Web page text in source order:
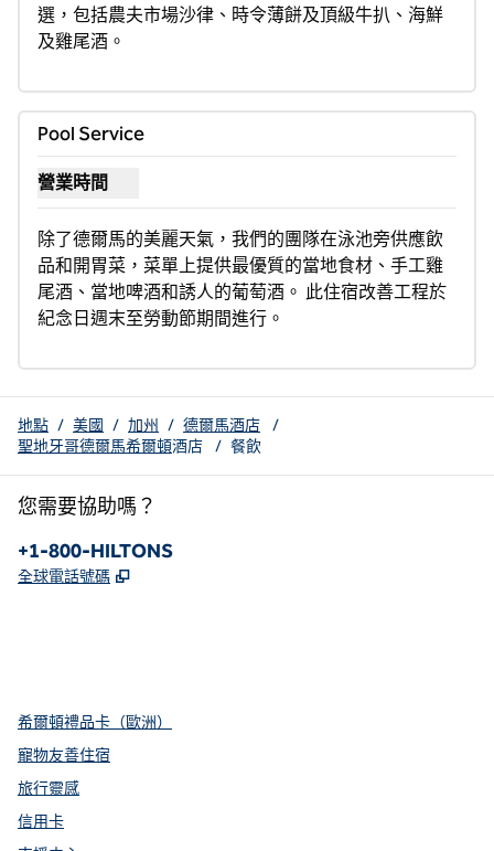
選，包括農夫市場沙律、時令薄餅及頂級牛扒、海鮮
及雞尾酒。
Pool Service
營業時間
顯示泳池服務的開放時間
除了德爾馬的美麗天氣，我們的團隊在泳池旁供應飲
品和開胃菜，菜單上提供最優質的當地食材、手工雞
尾酒、當地啤酒和誘人的葡萄酒。 此住宿改善工程於
紀念日週末至勞動節期間進行。
地點 / 美國 / 加州 / 德爾馬酒店
/
聖地牙哥德爾馬希爾頓酒店 / 餐飲
您需要協助嗎？
電話：
+1-800-HILTONS
全球電話號碼 ,
希爾頓禮品卡（歐洲）
寵物友善住宿
旅行靈感
信用卡